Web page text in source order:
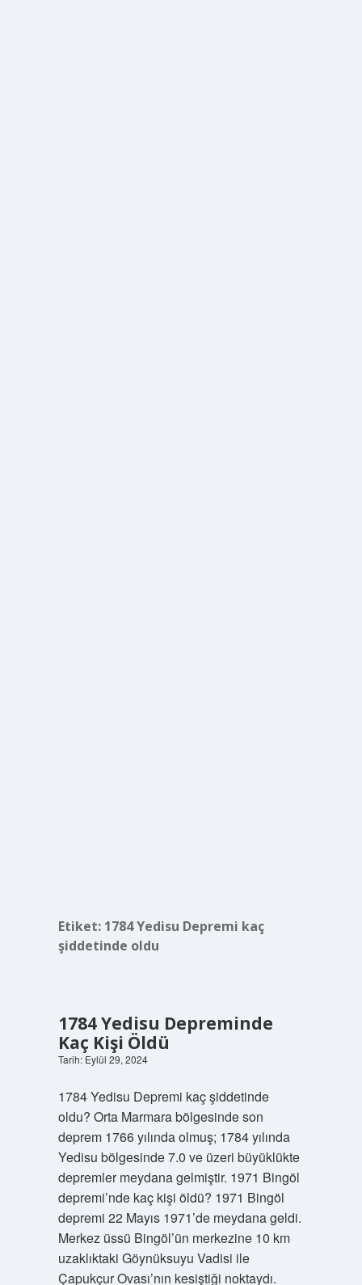
Etiket: 1784 Yedisu Depremi kaç
şiddetinde oldu
1784 Yedisu Depreminde
Kaç Kişi Öldü
Tarih: Eylül 29, 2024
1784 Yedisu Depremi kaç şiddetinde
oldu? Orta Marmara bölgesinde son
deprem 1766 yılında olmuş; 1784 yılında
Yedisu bölgesinde 7.0 ve üzeri büyüklükte
depremler meydana gelmiştir. 1971 Bingöl
depremi’nde kaç kişi öldü? 1971 Bingöl
depremi 22 Mayıs 1971’de meydana geldi.
Merkez üssü Bingöl’ün merkezine 10 km
uzaklıktaki Göynüksuyu Vadisi ile
Çapukçur Ovası’nın kesiştiği noktaydı.